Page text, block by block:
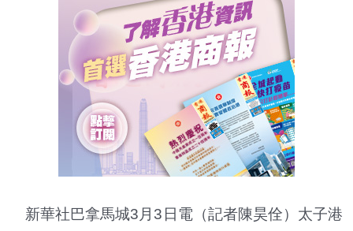
新華社巴拿馬城3月3日電（記者陳昊佺）太子港